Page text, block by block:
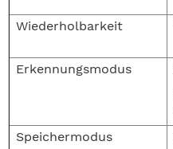
Wiederholbarkeit
Erkennungsmodus
Speichermodus